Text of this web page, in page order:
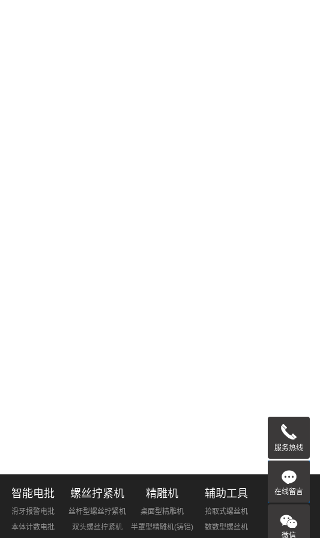
智能电批
滑牙报警电批
本体计数电批
螺丝拧紧机
丝杆型螺丝拧紧机
双头螺丝拧紧机
精雕机
桌面型精雕机
半罩型精雕机(铸铝)
辅助工具
拾取式螺丝机
数数型螺丝机
服务热线
在线留言
微信